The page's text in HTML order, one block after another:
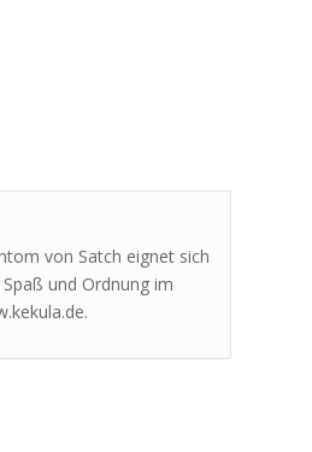
von Satch eignet sich
und Ordnung im